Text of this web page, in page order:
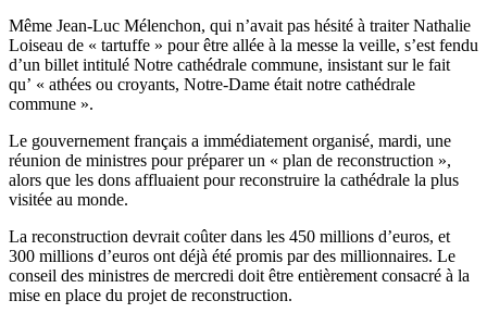
Même Jean-Luc Mélenchon, qui n’avait pas hésité à traiter Nathalie
Loiseau de « tartuffe » pour être allée à la messe la veille, s’est fendu
d’un billet intitulé Notre cathédrale commune, insistant sur le fait
qu’ « athées ou croyants, Notre-Dame était notre cathédrale
commune ».
Le gouvernement français a immédiatement organisé, mardi, une
réunion de ministres pour préparer un « plan de reconstruction »,
alors que les dons affluaient pour reconstruire la cathédrale la plus
visitée au monde.
La reconstruction devrait coûter dans les 450 millions d’euros, et
300 millions d’euros ont déjà été promis par des millionnaires. Le
conseil des ministres de mercredi doit être entièrement consacré à la
mise en place du projet de reconstruction.